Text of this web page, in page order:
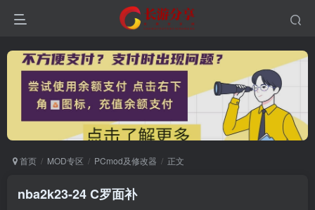
首页 MOD专区 PCmod及修改器 正文
nba2k23-24 C罗面补